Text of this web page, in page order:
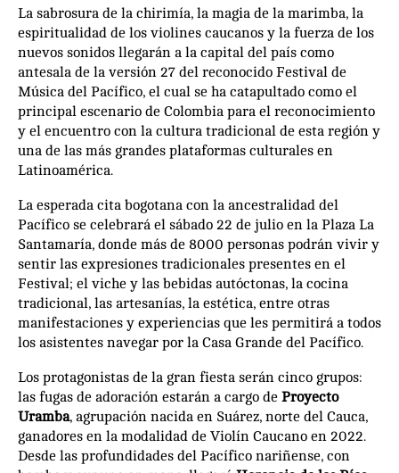
La sabrosura de la chirimía, la magia de la marimba, la
espiritualidad de los violines caucanos y la fuerza de los
nuevos sonidos llegarán a la capital del país como
antesala de la versión 27 del reconocido Festival de
Música del Pacífico, el cual se ha catapultado como el
principal escenario de Colombia para el reconocimiento
y el encuentro con la cultura tradicional de esta región y
una de las más grandes plataformas culturales en
Latinoamérica.
La esperada cita bogotana con la ancestralidad del
Pacífico se celebrará el sábado 22 de julio en la Plaza La
Santamaría, donde más de 8000 personas podrán vivir y
sentir las expresiones tradicionales presentes en el
Festival; el viche y las bebidas autóctonas, la cocina
tradicional, las artesanías, la estética, entre otras
manifestaciones y experiencias que les permitirá a todos
los asistentes navegar por la Casa Grande del Pacífico.
Los protagonistas de la gran fiesta serán cinco grupos:
las fugas de adoración estarán a cargo de Proyecto
Uramba, agrupación nacida en Suárez, norte del Cauca,
ganadores en la modalidad de Violín Caucano en 2022.
Desde las profundidades del Pacífico nariñense, con